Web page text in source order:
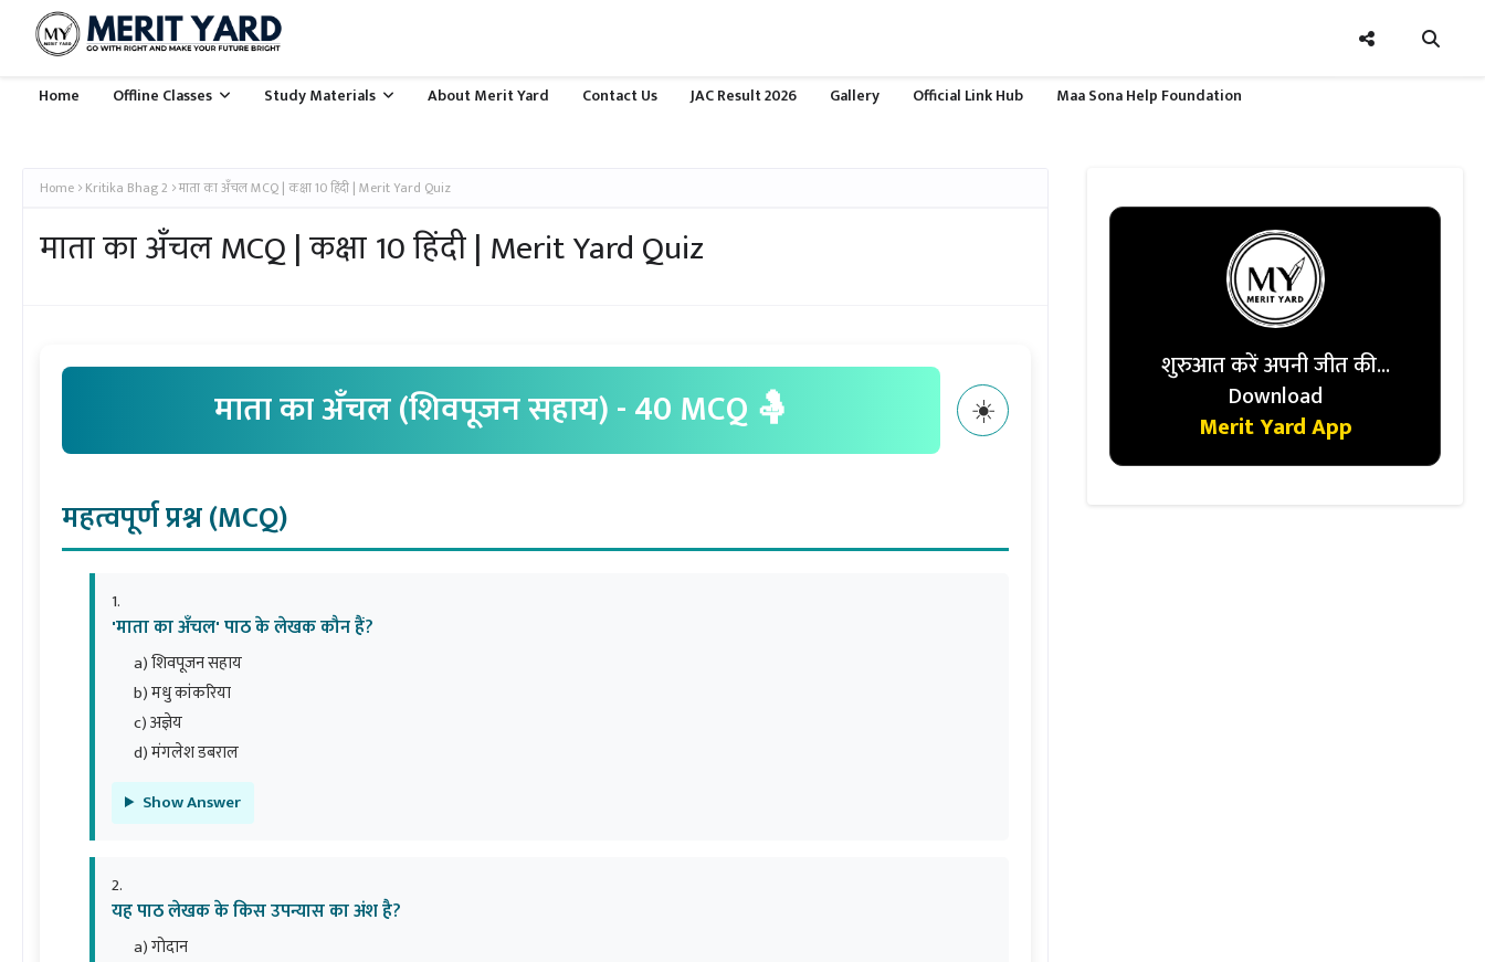
Home Offline Classes Study Materials About Merit Yard Contact Us JAC Result 2026 Gallery Official Link Hub Maa Sona Help Foundation
Home Kritika Bhag 2 माता का अँचल MCQ | कक्षा 10 हिंदी | Merit Yard Quiz
माता का अँचल MCQ | कक्षा 10 हिंदी | Merit Yard Quiz
माता का अँचल (शिवपूजन सहाय) - 40 MCQ 🤱 ☀️
महत्वपूर्ण प्रश्न (MCQ)
'माता का अँचल' पाठ के लेखक कौन हैं?
a) शिवपूजन सहाय
b) मधु कांकरिया
c) अज्ञेय
d) मंगलेश डबराल
Show Answer
यह पाठ लेखक के किस उपन्यास का अंश है?
a) गोदान
शुरुआत करें अपनी जीत की...
Download
Merit Yard App